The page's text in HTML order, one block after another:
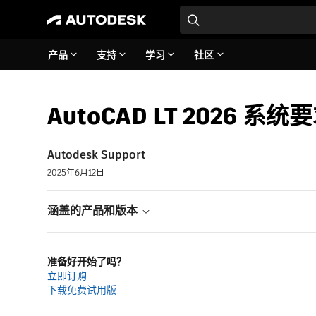
产品 支持 学习 社区
AutoCAD LT 2026 系统
Autodesk Support
2025年6月12日
涵盖的产品和版本
准备好开始了吗？
立即订购
下载免费试用版